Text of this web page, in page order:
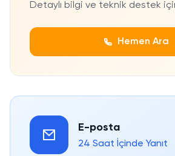
Detaylı bilgi ve teknik destek
Hemen Ara
E-posta
24 Saat İçinde Yanıt